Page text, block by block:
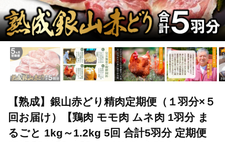
【熟成】銀山赤どり精肉定期便（１羽分×５
回お届け）【鶏肉 モモ肉 ムネ肉 1羽分 ま
るごと 1kg～1.2kg 5回 合計5羽分 定期便